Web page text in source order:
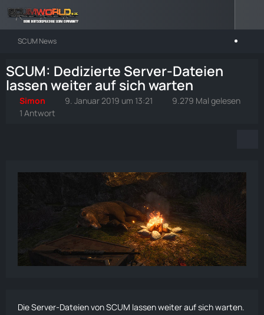
SCUM News
SCUM: Dedizierte Server-Dateien
lassen weiter auf sich warten
Simon 9. Januar 2019 um 13:21
9.279 Mal gelesen
1 Antwort
Die Server-Dateien von SCUM lassen weiter auf sich warten.